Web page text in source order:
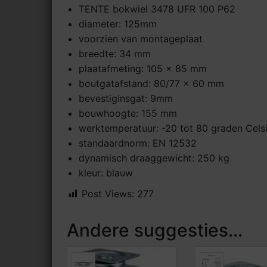
TENTE bokwiel 3478 UFR 100 P62
diameter: 125mm
voorzien van montageplaat
breedte: 34 mm
plaatafmeting: 105 x 85 mm
boutgatafstand: 80/77 x 60 mm
bevestiginsgat: 9mm
bouwhoogte: 155 mm
werktemperatuur: -20 tot 80 graden
standaardnorm: EN 12532
dynamisch draaggewicht: 250 kg
kleur: blauw
Post Views: 277
Andere suggesties…